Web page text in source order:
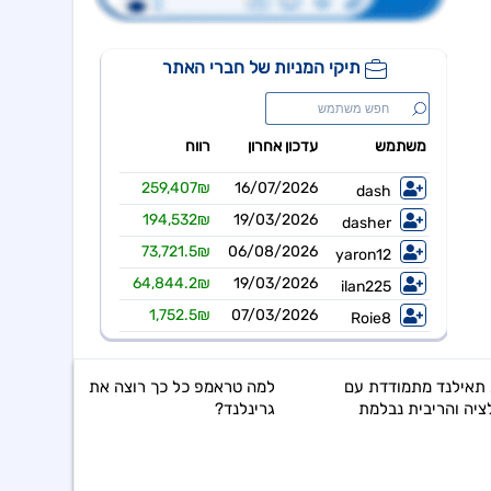
למה טראמפ כל כך רוצה את
גרינלנד?